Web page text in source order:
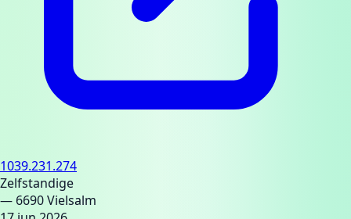
1039.231.274
Zelfstandige
— 6690 Vielsalm